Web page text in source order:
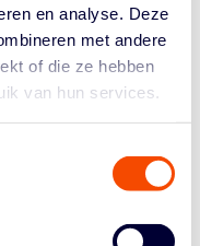
en analyse. Deze
met andere
of die ze hebben
van hun services.
manager van
hij de rol van
aimabele ‘Mister
Kwam daarin